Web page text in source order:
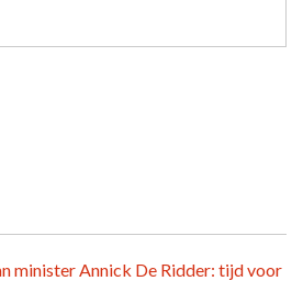
minister Annick De Ridder: tijd voor